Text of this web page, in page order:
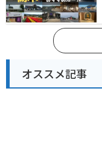
オススメ記事